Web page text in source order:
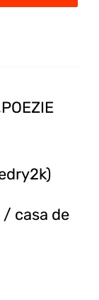
casa de